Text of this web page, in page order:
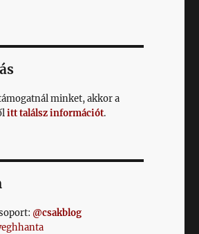
minket, akkor a
itt találsz információt.
@csakblog